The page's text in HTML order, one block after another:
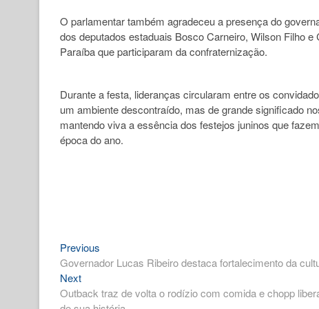
O parlamentar também agradeceu a presença do
dos deputados estaduais Bosco Carneiro, Wilson Filho
Paraíba que participaram da confraternização.
Durante a festa, lideranças circularam entre os
um ambiente descontraído, mas de grande significado
mantendo viva a essência dos festejos juninos que
época do ano.
Navegação
de
Post
Previous
post:
Governador Lucas Ribeiro destaca fortalecimento da
NextNext
post:
Outback traz de volta o rodízio com comida e chopp